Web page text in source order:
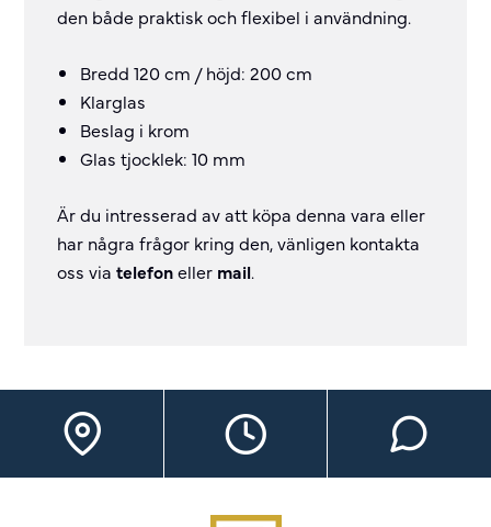
den både praktisk och flexibel i användning.
Bredd 120 cm / höjd: 200 cm
Klarglas
Beslag i krom
Glas tjocklek: 10 mm
Är du intresserad av att köpa denna vara eller
har några frågor kring den, vänligen kontakta
oss viatelefoneller mail.